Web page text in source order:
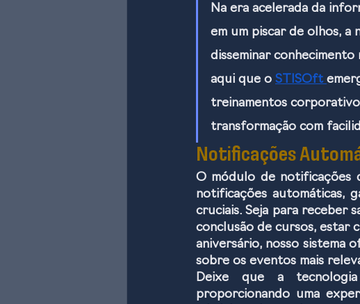
Na era acelerada da
em um piscar de olhos, a
disseminar
aqui que o STISOft
treinamentos
transformação com
Notificações
O módulo de notificações
notificações automáticas,
cruciais. Seja para receber
conclusão de cursos, estar
aniversário, nosso sistema
sobre os eventos mais
Deixe que a
proporcionando uma